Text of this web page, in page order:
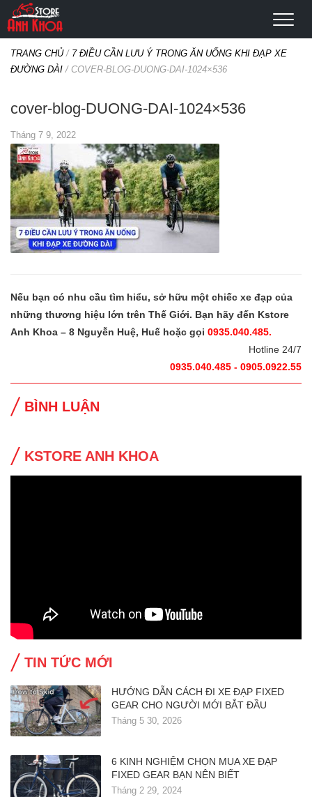
TRANG CHỦ/ 7 ĐIỀU CẦN LƯU Ý TRONG ĂN UỐNG KHI ĐẠP XE
ĐƯỜNG DÀI / COVER-BLOG-DUONG-DAI-1024×536
cover-blog-DUONG-DAI-1024×536
Tháng 7 9, 2022
Nếu bạn có nhu cầu tìm hiểu, sở hữu một chiếc xe đạp của
những thương hiệu lớn trên Thế Giới. Bạn hãy đến Kstore
Anh Khoa – 8 Nguyễn Huệ, Huế hoặc gọi 0935.040.485.
Hotline 24/7
0935.040.485 - 0905.0922.55
BÌNH LUẬN
KSTORE ANH KHOA
TIN TỨC MỚI
HƯỚNG DẪN CÁCH ĐI XE ĐẠP FIXED
GEAR CHO NGƯỜI MỚI BẮT ĐẦU
Tháng 5 30, 2026
6 KINH NGHIỆM CHỌN MUA XE ĐẠP
FIXED GEAR BẠN NÊN BIẾT
Tháng 2 29, 2024